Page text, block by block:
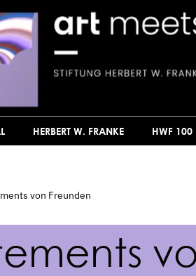
HERBERT W. FRANKE HWF 100
von Freunden